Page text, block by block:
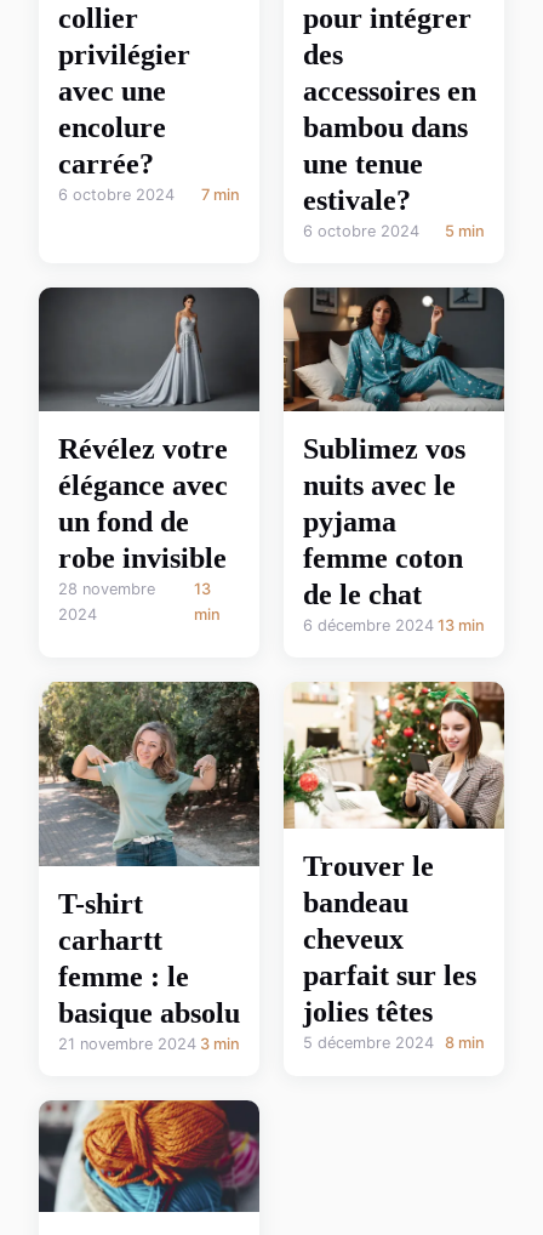
collier
privilégier
avec une
encolure
carrée?
6 octobre 2024 7 min
pour intégrer
des
accessoires en
bambou dans
une tenue
estivale?
6 octobre 2024 5 min
Révélez votre
élégance avec
un fond de
robe invisible
28 novembre
2024
13
min
Sublimez vos
nuits avec le
pyjama
femme coton
de le chat
6 décembre 2024 13 min
T-shirt
carhartt
femme : le
basique absolu
21 novembre 2024 3 min
Trouver le
bandeau
cheveux
parfait sur les
jolies têtes
5 décembre 2024 8 min